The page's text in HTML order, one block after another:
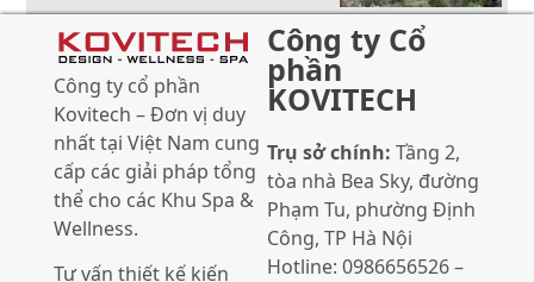
Công ty cổ phần
Kovitech – Đơn vị duy
nhất tại Việt Nam cung
cấp các giải pháp tổng
thể cho các Khu Spa &
Wellness.
Tư vấn thiết kế kiến
Công ty Cổ
phần
KOVITECH
Trụ sở chính: Tầng 2,
tòa nhà Bea Sky, đường
Phạm Tu, phường Định
Công, TP Hà Nội
Hotline: 0986656526 –